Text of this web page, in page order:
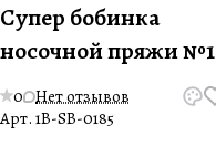
Супер бобинка
носочной пряжи
0 Нет отзывов
Арт. 1B-SB-0185